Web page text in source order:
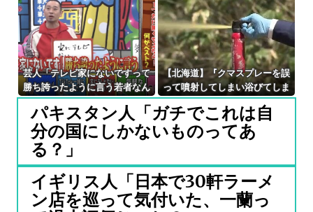
唆、だが速攻で反例を提示され
て即落ち二コマ状態に……
芸人「テレビ家にないですって
勝ち誇ったように言う若者なん
なん？」
【北海道】『クマスプレーを誤
って噴射してしまい浴びてしま
った』トムラウシ山で登山中の
女子高校生が熊除けスプレー浴
びる…道警ヘリで救助…意識あ
り…学校行事で入山
パキスタン人「ガチでこれは自
分の国にしかないものってあ
る？」
イギリス人「日本で30軒ラーメ
ン店を巡って気付いた、一蘭っ